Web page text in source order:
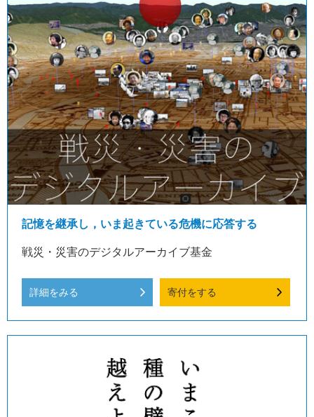
記憶を継承し，いま起きている危機に応答する
戦災・災害のデジタルアーカイブ基金
詳細をみる 寄付をする